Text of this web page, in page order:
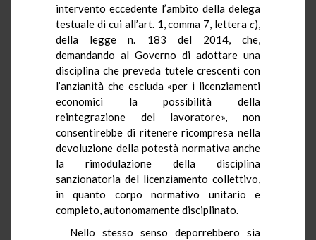
intervento eccedente l’ambito della delega
testuale di cui all’art. 1, comma 7, lettera c),
della legge n. 183 del 2014, che,
demandando al Governo di adottare una
disciplina che preveda tutele crescenti con
l’anzianità che escluda «per i licenziamenti
economici la possibilità della
reintegrazione del lavoratore», non
consentirebbe di ritenere ricompresa nella
devoluzione della potestà normativa anche
la rimodulazione della disciplina
sanzionatoria del licenziamento collettivo,
in quanto corpo normativo unitario e
completo, autonomamente disciplinato.
Nello stesso senso deporrebbero sia